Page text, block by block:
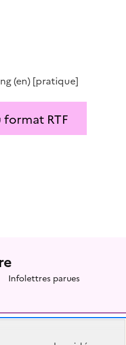
(en) [pratique]
format RTF
Infolettres parues